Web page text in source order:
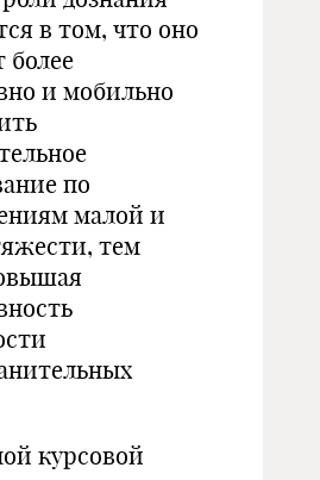
в том, что оно
более
и мобильно
по
малой и
тем
курсовой